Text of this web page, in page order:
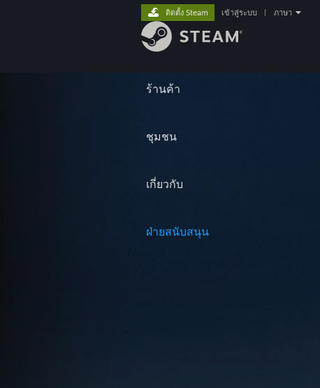
ร้านค้า
ชุมชน
เกี่ยวกับ
ฝ่ายสนับสนุน
ติดตั้ง Steam เข้าสู่ระบบ ภาษา